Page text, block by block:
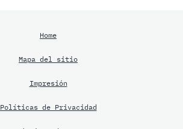
Home
Mapa del sitio
Impresión
Políticas de Privacidad